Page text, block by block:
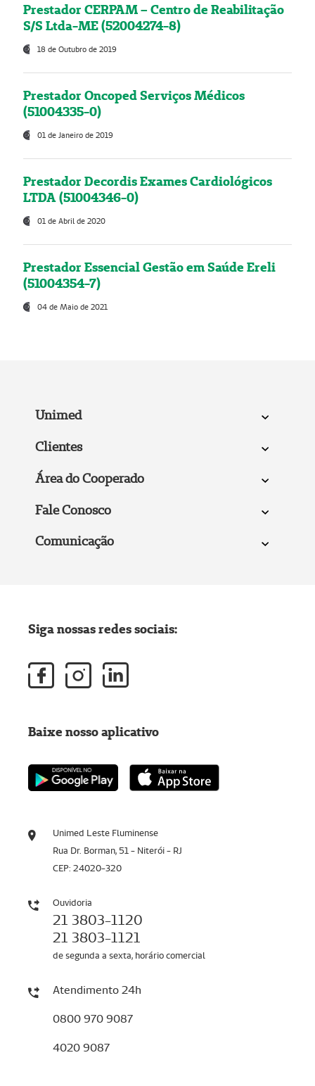
Prestador CERPAM – Centro de Reabilitação
S/S Ltda-ME (52004274-8)
18 de Outubro de 2019
Prestador Oncoped Serviços Médicos
(51004335-0)
01 de Janeiro de 2019
Prestador Decordis Exames Cardiológicos
LTDA (51004346-0)
01 de Abril de 2020
Prestador Essencial Gestão em Saúde Ereli
(51004354-7)
04 de Maio de 2021
Unimed
Clientes
Área do Cooperado
Fale Conosco
Comunicação
Unimed Leste Fluminense
Rua Dr. Borman, 51 - Niterói - RJ
CEP: 24020-320
Ouvidoria
21 3803-1120
21 3803-1121
de segunda a sexta, horário comercial
Atendimento 24h
0800 970 9087
4020 9087
Siga nossas redes sociais:
Baixe nosso aplicativo